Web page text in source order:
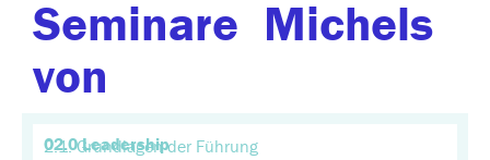
Seminare
von
Michels
02.0 Leadership
2.1. Grundlagen der Führung